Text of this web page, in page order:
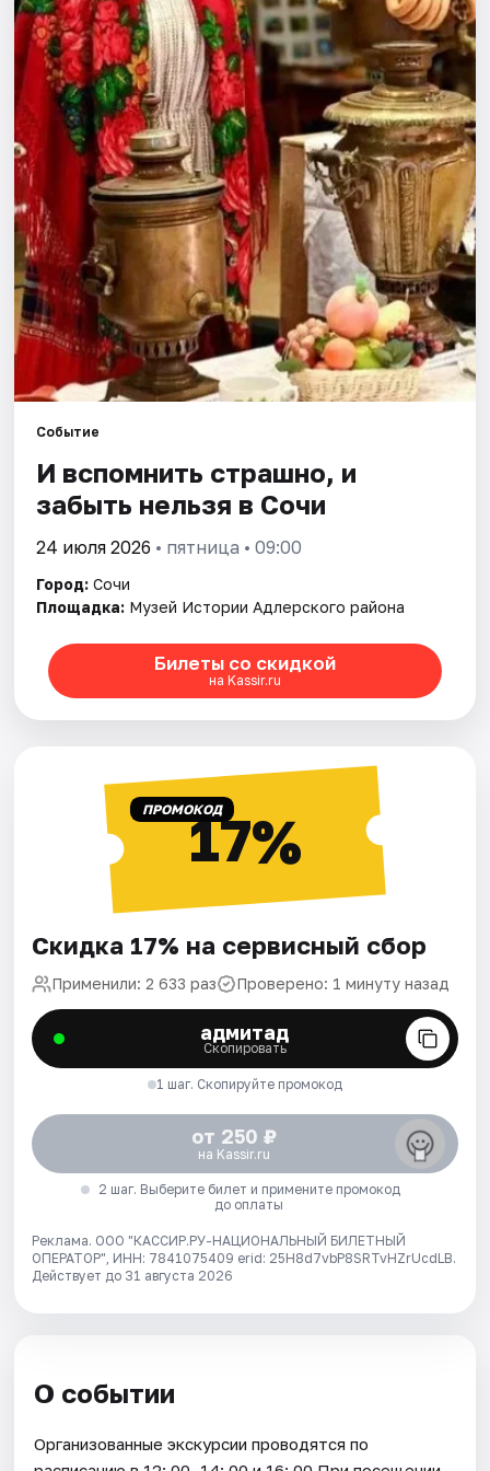
Города
Площадки
Артисты
Рейтинги
Событие
И вспомнить страшно, и
забыть нельзя в Сочи
24 июля 2026 • пятница • 09:00
Город: Сочи
Площадка: Музей Истории Адлерского района
Билеты со скидкой
на Kassir.ru
ПРОМОКОД17%
Скидка 17% на сервисный сбор
Применили: 2 633 раз Проверено: 1 минуту назад
адмитад
Скопировать
1 шаг. Скопируйте промокод
от 250 ₽
на Kassir.ru
2 шаг. Выберите билет и примените промокод
до оплаты
Реклама. ООО "КАССИР.РУ-НАЦИОНАЛЬНЫЙ БИЛЕТНЫЙ
ОПЕРАТОР", ИНН: 7841075409 erid: 25H8d7vbP8SRTvHZrUcdLB.
Действует до 31 августа 2026
О событии
Организованные экскурсии проводятся по